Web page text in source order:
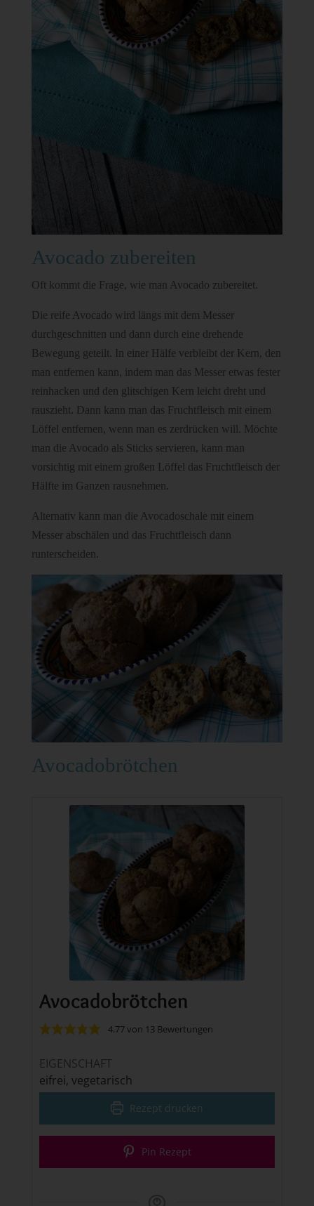
Avocado zubereiten
Oft kommt die Frage, wie man Avocado zubereitet.
Die reife Avocado wird längs mit dem Messer
durchgeschnitten und dann durch eine drehende
Bewegung geteilt. In einer Hälfe verbleibt der Kern, den
man entfernen kann, indem man das Messer etwas fester
reinhacken und den glitschigen Kern leicht dreht und
rauszieht. Dann kann man das Fruchtfleisch mit einem
Löffel entfernen, wenn man es zerdrücken will. Möchte
man die Avocado als Sticks servieren, kann man
vorsichtig mit einem großen Löffel das Fruchtfleisch der
Hälfte im Ganzen rausnehmen.
Alternativ kann man die Avocadoschale mit einem
Messer abschälen und das Fruchtfleisch dann
runterscheiden.
Avocadobrötchen
Avocadobrötchen
4.77von 13Bewertungen
EIGENSCHAFT
eifrei, vegetarisch
Rezept drucken
Pin Rezept